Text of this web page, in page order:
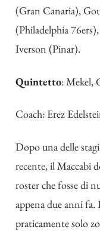
(Gran Canaria),
(Philadelphia
Iverson (Pinar).
Quintetto: Mekel,
Coach: Erez
Dopo una delle
recente, il Maccabi
roster che fosse di
appena due anni
praticamente solo